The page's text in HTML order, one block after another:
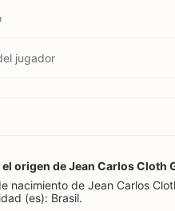
jugador
el origen de Jean Carlos Cloth
nacimiento de Jean Carlos
(es): Brasil.